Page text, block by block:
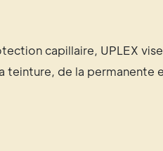
capillaire, UPLEX
teinture, de la permanente